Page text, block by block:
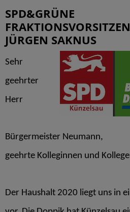
SPD&GRÜNE
JÜRGEN SAKNUS
Sehr
geehrter
Herr
Bürgermeister Neumann,
geehrte Kolleginnen und
Der Haushalt 2020 liegt uns in